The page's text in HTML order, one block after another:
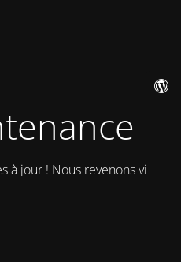
jour ! Nous revenons vite !